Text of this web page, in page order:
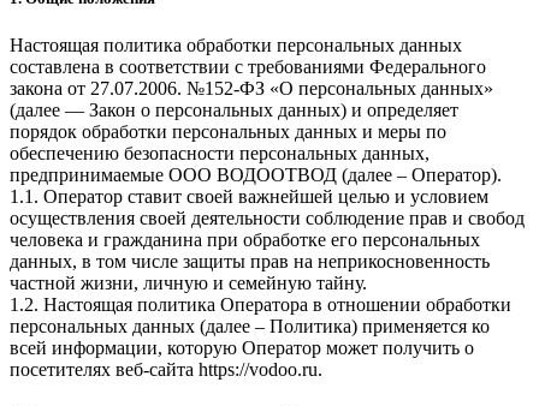
Настоящая политика обработки персональных данных
составлена в соответствии с требованиями Федерального
закона от 27.07.2006. №152-ФЗ «О персональных данных»
(далее — Закон о персональных данных) и определяет
порядок обработки персональных данных и меры по
обеспечению безопасности персональных данных,
предпринимаемые ООО ВОДООТВОД (далее – Оператор).
1.1. Оператор ставит своей важнейшей целью и условием
осуществления своей деятельности соблюдение прав и свобод
человека и гражданина при обработке его персональных
данных, в том числе защиты прав на неприкосновенность
частной жизни, личную и семейную тайну.
1.2. Настоящая политика Оператора в отношении обработки
персональных данных (далее – Политика) применяется ко
всей информации, которую Оператор может получить о
посетителях веб-сайта https://vodoo.ru.